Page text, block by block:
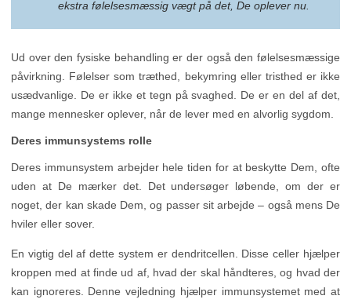
ekstra følelsesmæssig vægt på det, De oplever nu.
Ud over den fysiske behandling er der også den følelsesmæssige
påvirkning. Følelser som træthed, bekymring eller tristhed er ikke
usædvanlige. De er ikke et tegn på svaghed. De er en del af det,
mange mennesker oplever, når de lever med en alvorlig sygdom.
Deres immunsystems rolle
Deres immunsystem arbejder hele tiden for at beskytte Dem, ofte
uden at De mærker det. Det undersøger løbende, om der er
noget, der kan skade Dem, og passer sit arbejde – også mens De
hviler eller sover.
En vigtig del af dette system er dendritcellen. Disse celler hjælper
kroppen med at finde ud af, hvad der skal håndteres, og hvad der
kan ignoreres. Denne vejledning hjælper immunsystemet med at